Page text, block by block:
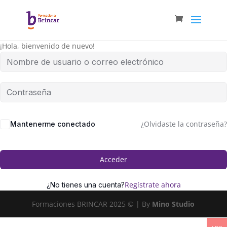
¡Hola, bienvenido de nuevo!
Mantenerme conectado ¿Olvidaste la contraseña?
Acceder
¿No tienes una cuenta?Regístrate ahora
Formaciones BRINCAR 2025 © | By Mino Studio